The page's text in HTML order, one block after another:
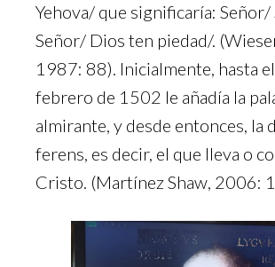
Yehova/ que significaría: Señor/
Señor/ Dios ten piedad/.
1987: 88). Inicialmente, hasta
febrero de 1502 le añadía la
almirante, y desde entonces, la
ferens, es decir, el que lleva o
Cristo. (Martínez Shaw, 2006: